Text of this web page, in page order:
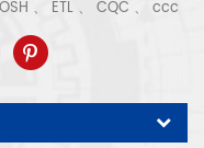
、 ETL 、 CQC 、 ccc
High-Tech-
und -
Zentrifugaltyp, ölfrei,
Abtropffläche, mit